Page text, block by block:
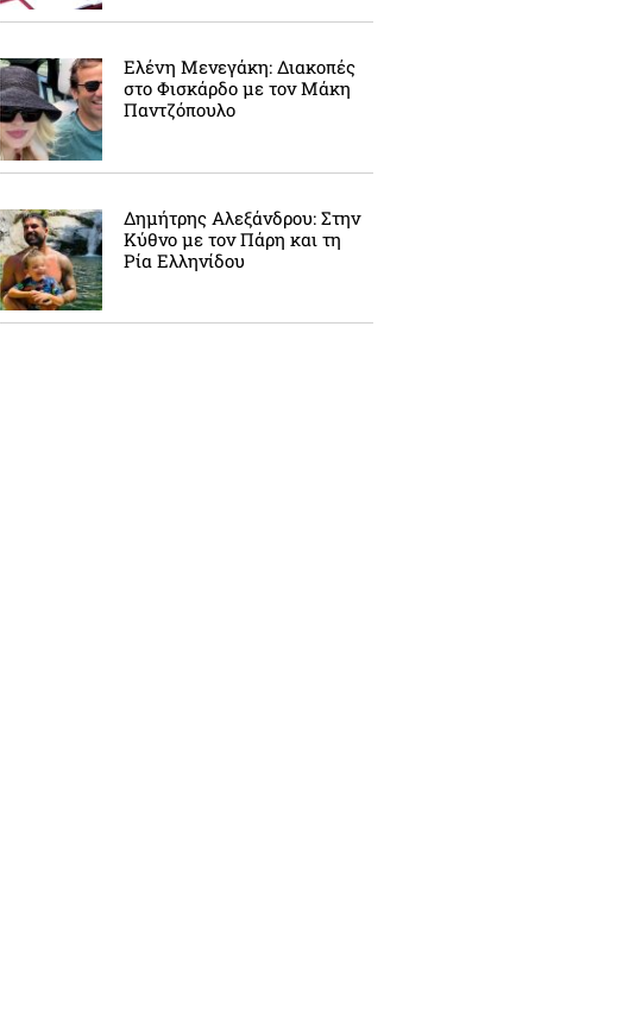
Ελένη Μενεγάκη: Διακοπές
στο Φισκάρδο με τον Μάκη
Παντζόπουλο
Δημήτρης Αλεξάνδρου: Στην
Κύθνο με τον Πάρη και τη
Ρία Ελληνίδου